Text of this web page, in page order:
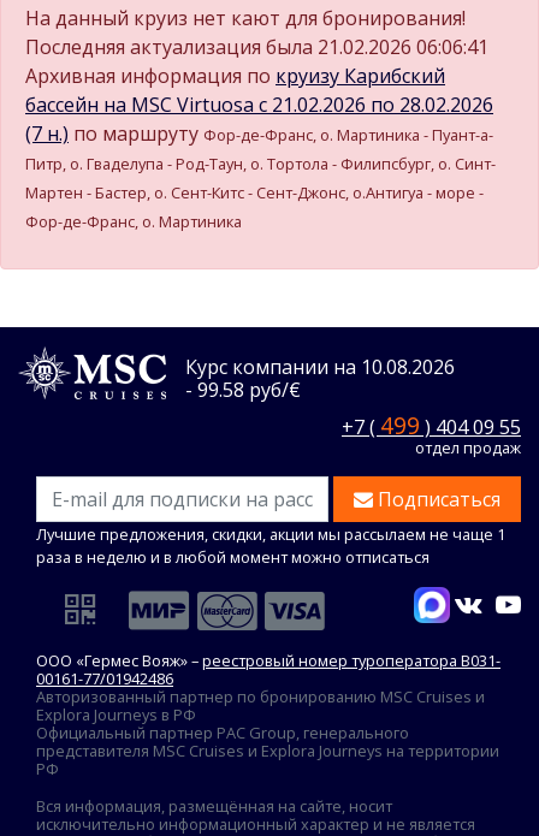
На данный круиз нет кают для бронирования!
Последняя актуализация была 21.02.2026 06:06:41
Архивная информация по круизу Карибский
бассейн на MSC Virtuosa c 21.02.2026 по 28.02.2026
(7 н.) по маршруту Фор-де-Франс, о. Мартиника - Пуант-а-
Питр, о. Гваделупа - Род-Таун, о. Тортола - Филипсбург, о. Синт-
Мартен - Бастер, о. Сент-Китс - Сент-Джонс, о.Антигуа - море -
Фор-де-Франс, о. Мартиника
Курс компании на 10.08.2026
- 99.58 руб/€
+7 ( 499 ) 404 09 55
отдел продаж
Подписаться
Лучшие предложения, скидки, акции мы рассылаем не чаще 1
раза в неделю и в любой момент можно отписаться
ООО «Гермес Вояж» –реестровый номер туроператора В031-
00161-77/01942486
Авторизованный партнер по бронированию MSC Cruises и
Explora Journeys в РФ
Официальный партнер PAC Group, генерального
представителя MSC Cruises и Explora Journeys на территории
РФ
Вся информация, размещённая на сайте, носит
исключительно информационный характер и не является